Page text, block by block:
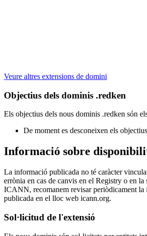
Veure altres extensions de domini
Objectius dels dominis .redken
Els objectius dels nous dominis .redken són
De moment es desconeixen els
Informació sobre
La informació publicada no té caràcter
errònia en cas de canvis en el Registry o en la
ICANN, recomanem revisar periòdicament
publicada en el lloc web icann.org.
Sol·licitud de l'extensió